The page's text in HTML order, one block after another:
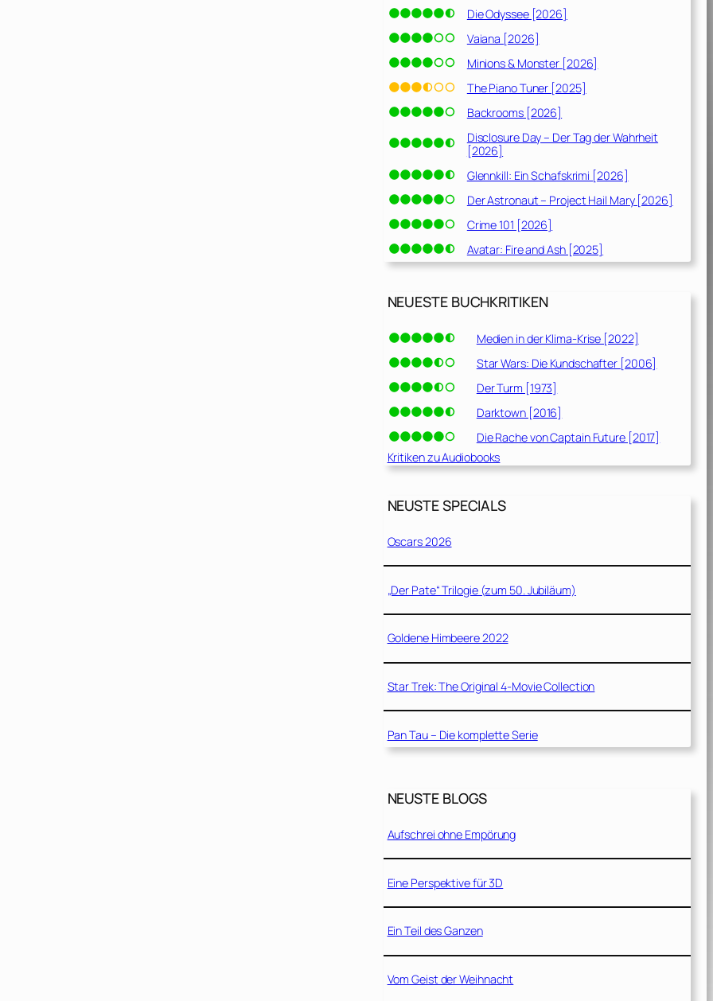
Die Odyssee [2026]
Vaiana [2026]
Minions & Monster [2026]
The Piano Tuner [2025]
Backrooms [2026]
Disclosure Day – Der Tag der Wahrheit
[2026]
Glennkill: Ein Schafskrimi [2026]
Der Astronaut – Project Hail Mary [2026]
Crime 101 [2026]
Avatar: Fire and Ash [2025]
NEUESTE BUCHKRITIKEN
Medien in der Klima-Krise [2022]
Star Wars: Die Kundschafter [2006]
Der Turm [1973]
Darktown [2016]
Die Rache von Captain Future [2017]
Kritiken zu Audiobooks
NEUSTE SPECIALS
Oscars 2026
„Der Pate“ Trilogie (zum 50. Jubiläum)
Goldene Himbeere 2022
Star Trek: The Original 4-Movie Collection
Pan Tau – Die komplette Serie
NEUSTE BLOGS
Aufschrei ohne Empörung
Eine Perspektive für 3D
Ein Teil des Ganzen
Vom Geist der Weihnacht